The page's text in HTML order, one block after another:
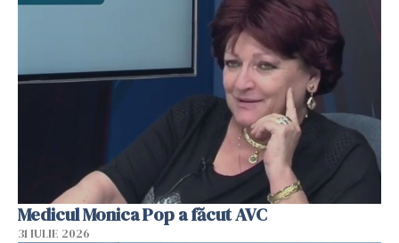
Medicul Monica Pop a făcut AVC
31 IULIE 2026